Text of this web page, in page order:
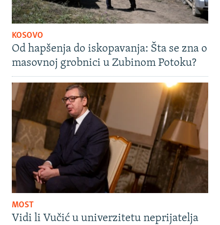
KOSOVO
Od hapšenja do iskopavanja: Šta se zna o
masovnoj grobnici u Zubinom Potoku?
MOST
Vidi li Vučić u univerzitetu neprijatelja